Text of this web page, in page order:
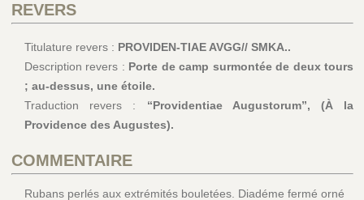
REVERS
Titulature revers : PROVIDEN-TIAE AVGG// SMKA..
Description revers : Porte de camp surmontée de deux tours
; au-dessus, une étoile.
Traduction revers : “Providentiae Augustorum”, (À la
Providence des Augustes).
COMMENTAIRE
Rubans perlés aux extrémités bouletées. Diadéme fermé orné